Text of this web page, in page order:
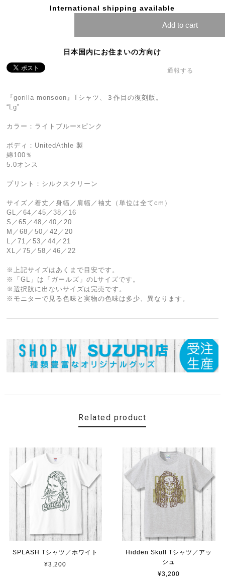
International shipping available
Add to cart
日本国内にお住まいの方向け
通報する
『gorilla monsoon』Tシャツ、３作目の復刻版。
“Lg”
カラー：ライトブルー×ピンク
ボディ：UnitedAthle 製
綿100％
5.0オンス
プリント：シルクスクリーン
サイズ／着丈／身幅／肩幅／袖丈（単位は全てcm）
GL／64／45／38／16
S／65／48／40／20
M／68／50／42／20
L／71／53／44／21
XL／75／58／46／22
※上記サイズはあくまで目安です。
※「GL」は「ガールズ」のLサイズです。
※選択肢に出ないサイズは完売です。
※モニターで見る色味と実物の色味は多少、異なります。
Related product
SPLASH Tシャツ／ホワイト
¥3,200
Hidden Skull Tシャツ／アッ
シュ
¥3,200